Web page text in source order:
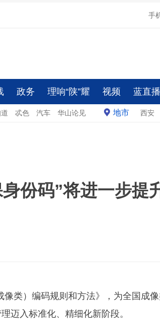
手
政务 理响“陕”耀 视频 蓝直播
忒色 汽车 华山论见 地市 西安
份码”将进一步提
类）编码规则和方法》，为全国成
迈入标准化、精细化新阶段。